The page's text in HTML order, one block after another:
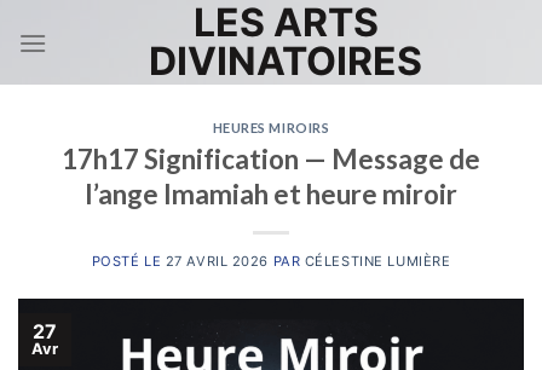
LES ARTS
DIVINATOIRES
HEURES MIROIRS
17h17 Signification — Message de
l’ange Imamiah et heure miroir
POSTÉ LE 27 AVRIL 2026 PAR CÉLESTINE LUMIÈRE
27
Avr